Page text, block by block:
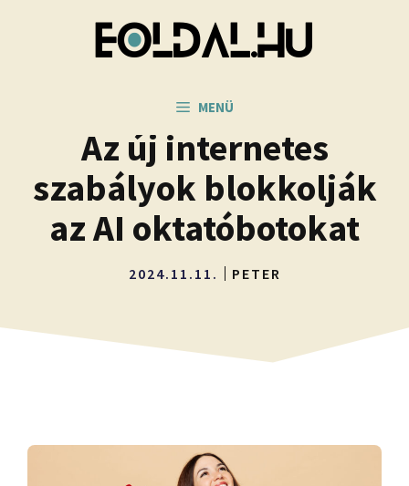
MENÜ
Az új internetes
szabályok blokkolják
az AI oktatóbotokat
2024.11.11. PETER